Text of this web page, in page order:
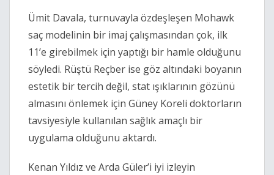
Ümit Davala, turnuvayla özdeşleşen Mohawk
saç modelinin bir imaj çalışmasından çok, ilk
11’e girebilmek için yaptığı bir hamle olduğunu
söyledi. Rüştü Reçber ise göz altındaki boyanın
estetik bir tercih değil, stat ışıklarının gözünü
almasını önlemek için Güney Koreli doktorların
tavsiyesiyle kullanılan sağlık amaçlı bir
uygulama olduğunu aktardı.
Kenan Yıldız ve Arda Güler’i iyi izleyin